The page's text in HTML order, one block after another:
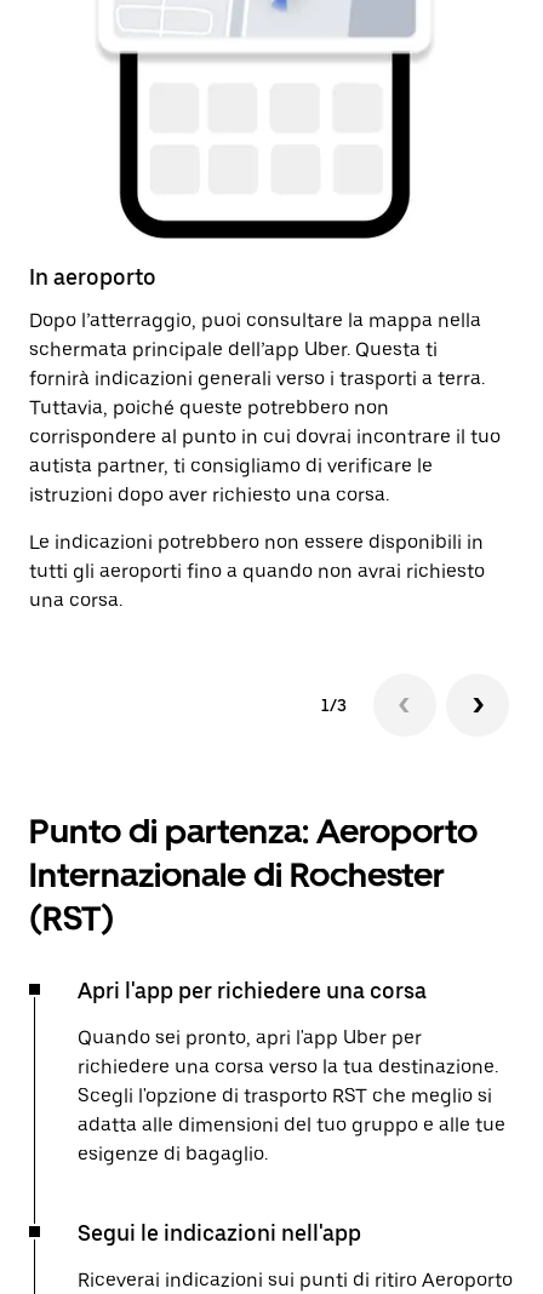
In aeroporto
Dopo l’atterraggio, puoi consultare la mappa nella
schermata principale dell’app Uber. Questa ti
fornirà indicazioni generali verso i trasporti a terra.
Tuttavia, poiché queste potrebbero non
corrispondere al punto in cui dovrai incontrare il tuo
autista partner, ti consigliamo di verificare le
istruzioni dopo aver richiesto una corsa.
Le indicazioni potrebbero non essere disponibili in
tutti gli aeroporti fino a quando non avrai richiesto
una corsa.
1/3
Punto di partenza: Aeroporto
Internazionale di Rochester
(RST)
Apri l'app per richiedere una corsa
Quando sei pronto, apri l'app Uber per
richiedere una corsa verso la tua destinazione.
Scegli l'opzione di trasporto RST che meglio si
adatta alle dimensioni del tuo gruppo e alle tue
esigenze di bagaglio.
Segui le indicazioni nell'app
Riceverai indicazioni sui punti di ritiro Aeroporto